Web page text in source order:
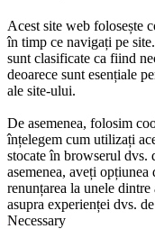
Acest site web folosește
în timp ce navigați pe
sunt clasificate ca fiind
deoarece sunt esențiale
ale site-ului.
De asemenea, folosim
înțelegem cum utilizați
stocate în browserul dvs.
asemenea, aveți
renunțarea la unele
asupra experienței dvs.
Necessary